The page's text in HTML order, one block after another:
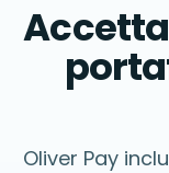
Oliver Pay